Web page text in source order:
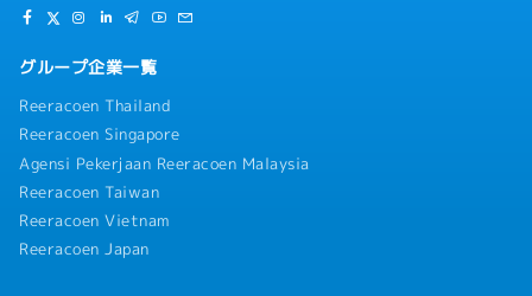
グループ企業一覧
Reeracoen Thailand
Reeracoen Singapore
Agensi Pekerjaan Reeracoen Malaysia
Reeracoen Taiwan
Reeracoen Vietnam
Reeracoen Japan